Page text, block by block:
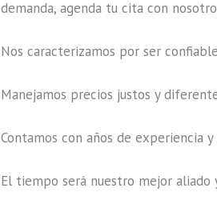
demanda, agenda tu cita con
Nos caracterizamos por ser
Manejamos precios justos y
Contamos con años de experiencia
El tiempo será nuestro mejor